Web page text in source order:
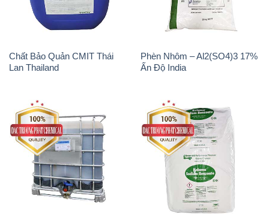
Chất tạo bọt Las P Tico Tank
IBC Bồn Việt Nam
Sodium Benzoate – Mốc Bột
Kalama Food Grade Mỹ Usa